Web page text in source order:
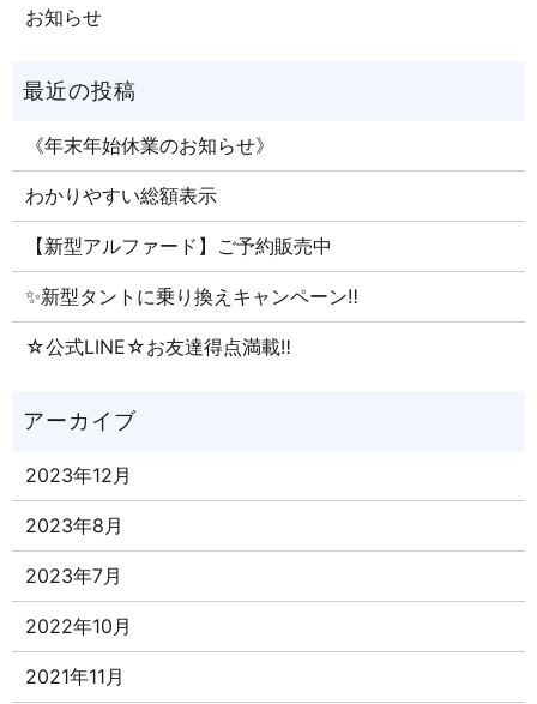
お知らせ
《年末年始休業のお知らせ》
わかりやすい総額表示
【新型アルファード】ご予約販売中
✨新型タントに乗り換えキャンペーン‼
☆公式LINE☆お友達得点満載‼
2023年12月
2023年8月
2023年7月
2022年10月
2021年11月